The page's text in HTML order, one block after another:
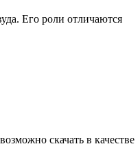
Его роли отличаются
скачать в качестве